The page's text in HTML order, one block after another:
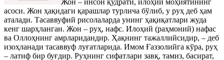
Жон – инсон қудрати, илоҳий моҳиятининг
асоси. Жон ҳақидаги қарашлар турлича бўлиб, у руҳ деб ҳам
аталади. Тасаввуфий рисолаларда унинг ҳақиқатлари жуда
кенг шарҳланган. Жон – руҳ, нафс. Илоҳий (раҳмоний) нафас
ва Оллоҳнинг амрларидандир. Ҳақнинг тажаллийсидир, – деб
изоҳланади тасаввуф луғатларида. Имом Ғаззолийга кўра, руҳ
– латиф бир буғдир. Руҳнинг сифатлари завқ, тамиз, басират,